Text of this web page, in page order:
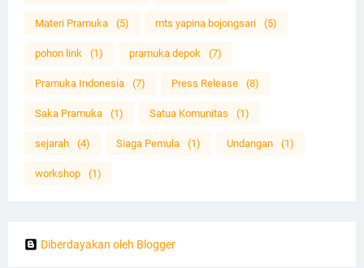
Materi Pramuka (5) mts yapina bojongsari (5)
pohon link (1) pramuka depok (7)
Pramuka Indonesia (7) Press Release (8)
Saka Pramuka (1) Satua Komunitas (1)
sejarah (4) Siaga Pemula (1) Undangan (1)
workshop (1)
Diberdayakan oleh Blogger